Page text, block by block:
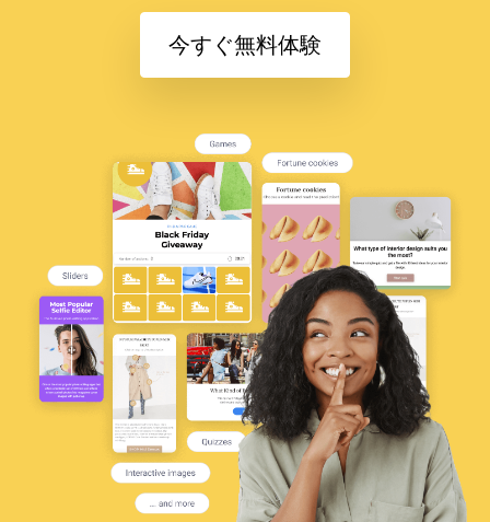
今すぐ無料体験